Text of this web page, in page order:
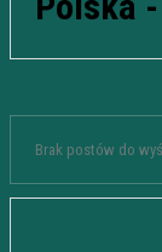
Brak postów do